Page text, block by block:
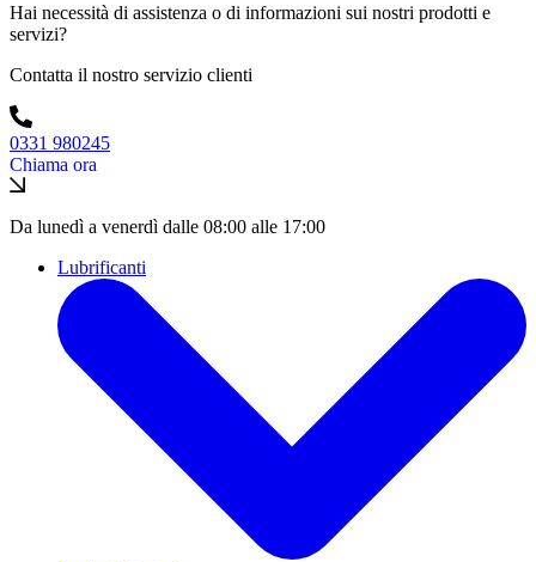
Hai necessità di assistenza o di informazioni sui nostri prodotti e
servizi?
Contatta il nostro servizio clienti
0331 980245
Chiama ora
Da lunedì a venerdì dalle 08:00 alle 17:00
Lubrificanti